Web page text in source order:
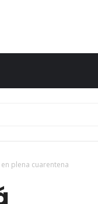
plena cuarentena